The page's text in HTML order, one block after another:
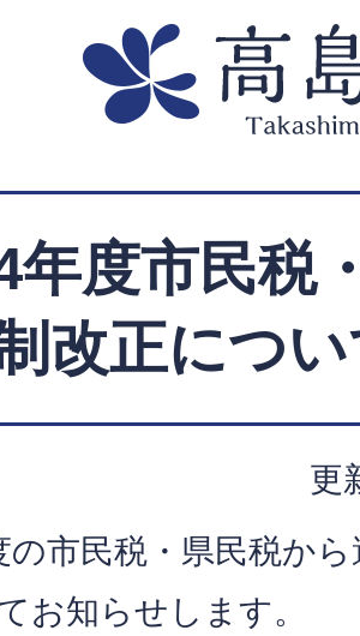
年度市民税
改正につ
更
の市民税・県民税か
お知らせします。